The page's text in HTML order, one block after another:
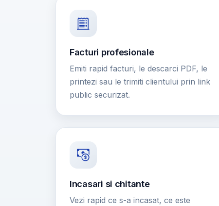
Facturi profesionale
Emiti rapid facturi, le descarci PDF, le
printezi sau le trimiti clientului prin link
public securizat.
Incasari si chitante
Vezi rapid ce s-a incasat, ce este